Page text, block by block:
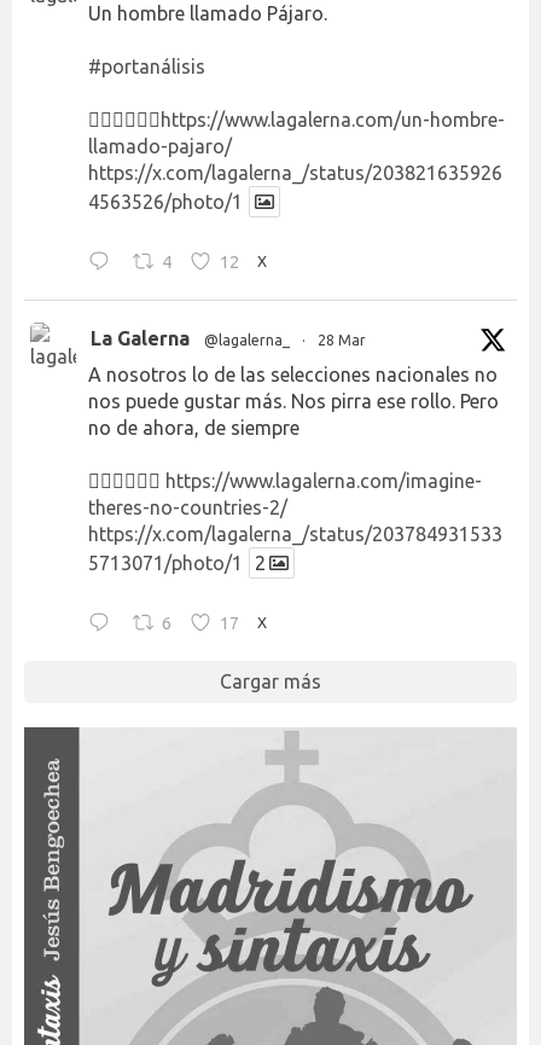
Un hombre llamado Pájaro.
#portanálisis
👉🏻👉🏻👉🏻 https://www.lagalerna.com/un-hombre-
llamado-pajaro/
https://x.com/lagalerna_/status/203821635926
4563526/photo/1
4 12 X
La Galerna @lagalerna_ · 28 Mar
A nosotros lo de las selecciones nacionales no
nos puede gustar más. Nos pirra ese rollo. Pero
no de ahora, de siempre
👉🏻👉🏻👉🏻 https://www.lagalerna.com/imagine-
theres-no-countries-2/
https://x.com/lagalerna_/status/203784931533
5713071/photo/1
2
6 17 X
Cargar más